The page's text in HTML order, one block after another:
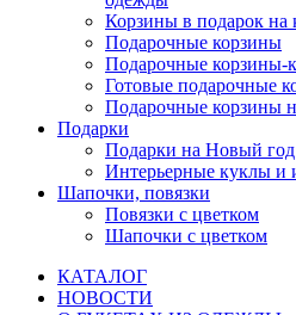
Корзины в подарок на
Подарочные корзины
Подарочные корзины-
Готовые подарочные
Подарочные корзины
Подарки
Подарки на Новый год
Интерьерные куклы и
Шапочки, повязки
Повязки с цветком
Шапочки с цветком
КАТАЛОГ
НОВОСТИ